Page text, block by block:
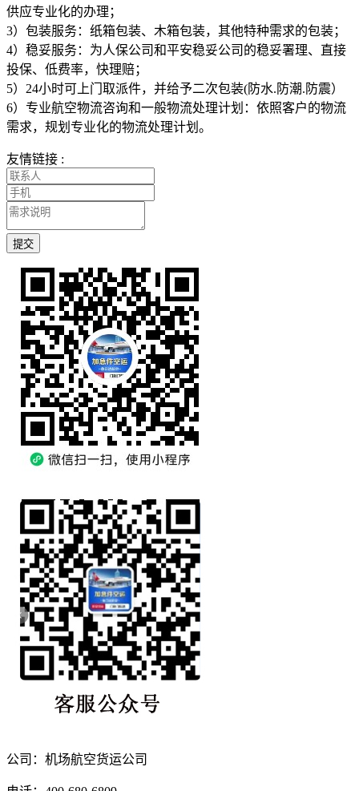
供应专业化的办理；
3）包装服务：纸箱包装、木箱包装，其他特种需求的包装；
4）稳妥服务：为人保公司和平安稳妥公司的稳妥署理、直接
投保、低费率，快理赔；
5）24小时可上门取派件，并给予二次包装(防水.防潮.防震）
6）专业航空物流咨询和一般物流处理计划：依照客户的物流
需求，规划专业化的物流处理计划。
友情链接 :
提交
公司：机场航空货运公司